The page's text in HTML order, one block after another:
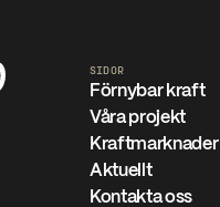
SIDOR
Förnybar kraft
Våra projekt
Kraftmarknader
Aktuellt
Kontakta oss